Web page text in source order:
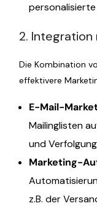
2.
Die Kombination
effektivere
E-Mail-
Mailinglisten
und
Marketing-
z.B. der